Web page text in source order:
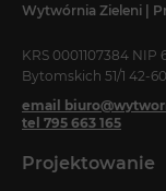
Wytwórnia Zieleni |
KRS 0001107384 NIP
Bytomskich 51/1 42-
email
tel 795 663 165
Projektowanie